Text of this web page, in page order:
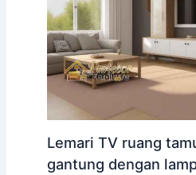
Lemari TV ruang
gantung dengan